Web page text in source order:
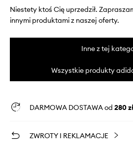
Niestety ktoś Cię uprzedził.
innymi produktami z naszej oferty.
Inne z tej
Wszystkie produkty
DARMOWA DOSTAWA od 280
ZWROTY I REKLAMACJE